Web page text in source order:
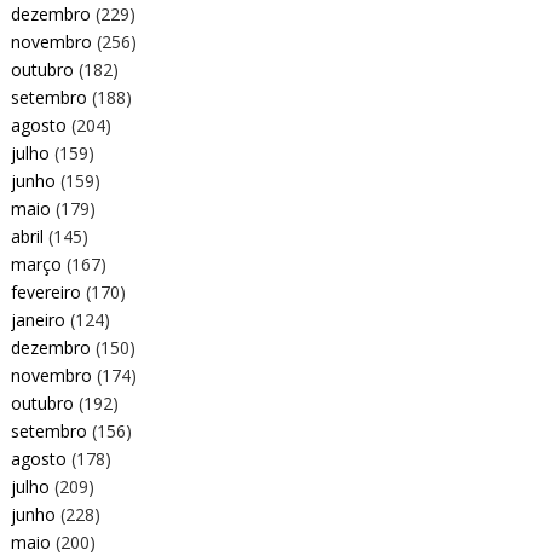
dezembro (229)
novembro (256)
outubro (182)
setembro (188)
agosto (204)
julho (159)
junho (159)
maio (179)
abril (145)
março (167)
fevereiro (170)
janeiro (124)
dezembro (150)
novembro (174)
outubro (192)
setembro (156)
agosto (178)
julho (209)
junho (228)
maio (200)